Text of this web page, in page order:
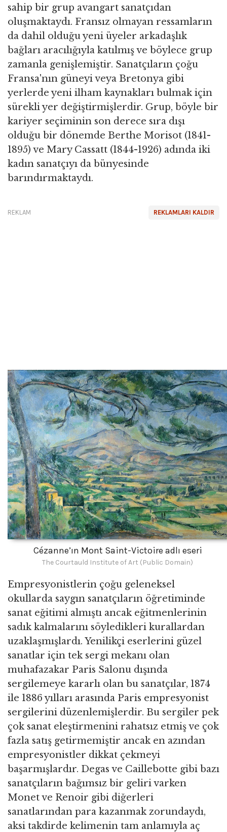
sahip bir grup avangart sanatçıdan
oluşmaktaydı. Fransız olmayan ressamların
da dahil olduğu yeni üyeler arkadaşlık
bağları aracılığıyla katılmış ve böylece grup
zamanla genişlemiştir. Sanatçıların çoğu
Fransa'nın güneyi veya Bretonya gibi
yerlerde yeni ilham kaynakları bulmak için
sürekli yer değiştirmişlerdir. Grup, böyle bir
kariyer seçiminin son derece sıra dışı
olduğu bir dönemde Berthe Morisot (1841-
1895) ve Mary Cassatt (1844-1926) adında iki
kadın sanatçıyı da bünyesinde
barındırmaktaydı.
REKLAMLARI KALDIR
REKLAM
Cézanne’ın Mont Saint-Victoire adlı eseri
The Courtauld Institute of Art (Public Domain)
Empresyonistlerin çoğu geleneksel
okullarda saygın sanatçıların öğretiminde
sanat eğitimi almıştı ancak eğitmenlerinin
sadık kalmalarını söyledikleri kurallardan
uzaklaşmışlardı. Yenilikçi eserlerini güzel
sanatlar için tek sergi mekanı olan
muhafazakar Paris Salonu dışında
sergilemeye kararlı olan bu sanatçılar, 1874
ile 1886 yılları arasında Paris empresyonist
sergilerini düzenlemişlerdir. Bu sergiler pek
çok sanat eleştirmenini rahatsız etmiş ve çok
fazla satış getirmemiştir ancak en azından
empresyonistler dikkat çekmeyi
başarmışlardır. Degas ve Caillebotte gibi bazı
sanatçıların bağımsız bir geliri varken
Monet ve Renoir gibi diğerleri
sanatlarından para kazanmak zorundaydı,
aksi takdirde kelimenin tam anlamıyla aç